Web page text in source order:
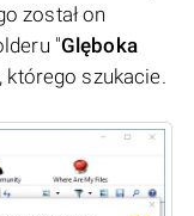
został on
"Glęboka
którego szukacie.